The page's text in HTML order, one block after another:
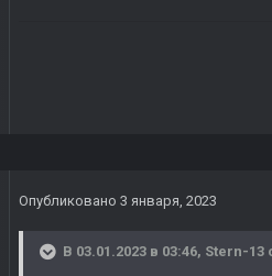
Опубликовано 3 января, 2023
В 03.01.2023 в 03:46, Stern-13